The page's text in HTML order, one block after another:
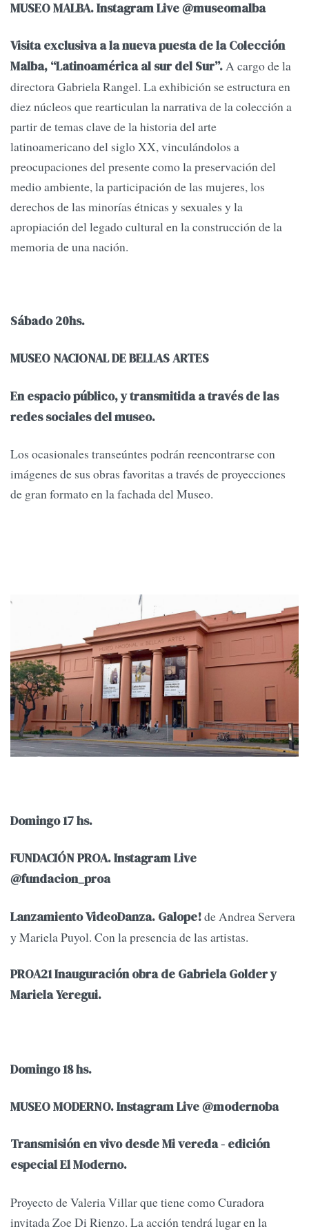
MUSEO MALBA. Instagram Live @museomalba
Visita exclusiva a la nueva puesta de la Colección
Malba, “Latinoamérica al sur del Sur”.A cargo de la
directora Gabriela Rangel. La exhibición se estructura en
diez núcleos que rearticulan la narrativa de la colección a
partir de temas clave de la historia del arte
latinoamericano del siglo XX, vinculándolos a
preocupaciones del presente como la preservación del
medio ambiente, la participación de las mujeres, los
derechos de las minorías étnicas y sexuales y la
apropiación del legado cultural en la construcción de la
memoria de una nación.
Sábado 20hs.
MUSEO NACIONAL DE BELLAS ARTES
En espacio público, y transmitida a través de las
redes sociales del museo.
Los ocasionales transeúntes podrán reencontrarse con
imágenes de sus obras favoritas a través de proyecciones
de gran formato en la fachada del Museo.
Domingo 17 hs.
FUNDACIÓN PROA. Instagram Live
@fundacion_proa
Lanzamiento VideoDanza. Galope!de Andrea Servera
y Mariela Puyol. Con la presencia de las artistas.
PROA21 Inauguración obra de Gabriela Golder y
Mariela Yeregui.
Domingo 18 hs.
MUSEO MODERNO. Instagram Live @modernoba
Transmisión en vivo desde Mi vereda - edición
especial El Moderno.
Proyecto de Valeria Villar que tiene como Curadora
invitada Zoe Di Rienzo. La acción tendrá lugar en la